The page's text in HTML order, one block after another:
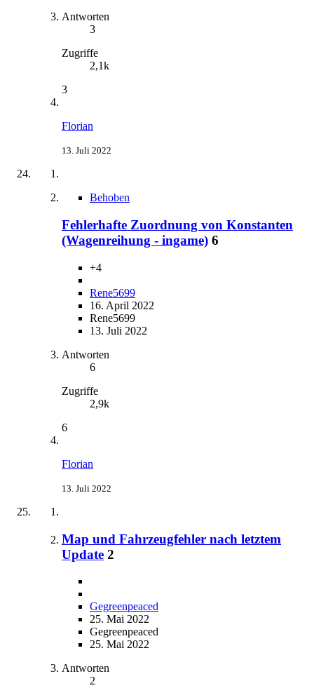
Antworten
3
Zugriffe
2,1k
3
Florian
13. Juli 2022
Behoben
Fehlerhafte Zuordnung von Konstanten
(Wagenreihung - ingame) 6
+4
Rene5699
16. April 2022
Rene5699
13. Juli 2022
Antworten
6
Zugriffe
2,9k
6
Florian
13. Juli 2022
Map und Fahrzeugfehler nach letztem
Update 2
Gegreenpeaced
25. Mai 2022
Gegreenpeaced
25. Mai 2022
Antworten
2